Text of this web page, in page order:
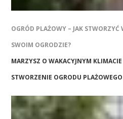
OGRÓD PLAŻOWY – JAK STWORZYĆ
SWOIM OGRODZIE?
MARZYSZ O WAKACYJNYM
STWORZENIE OGRODU